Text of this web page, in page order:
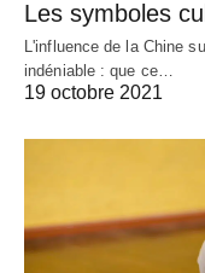
Les symboles
L'influence de la Chine
indéniable : que ce…
19 octobre 2021